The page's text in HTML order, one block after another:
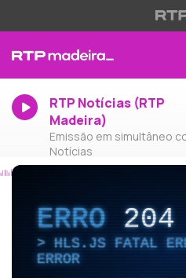
RTP Notícias (RTP
Madeira)
Emissão em simultâneo
Notícias
ERRO204
HLS.JS FATAL
ERROR